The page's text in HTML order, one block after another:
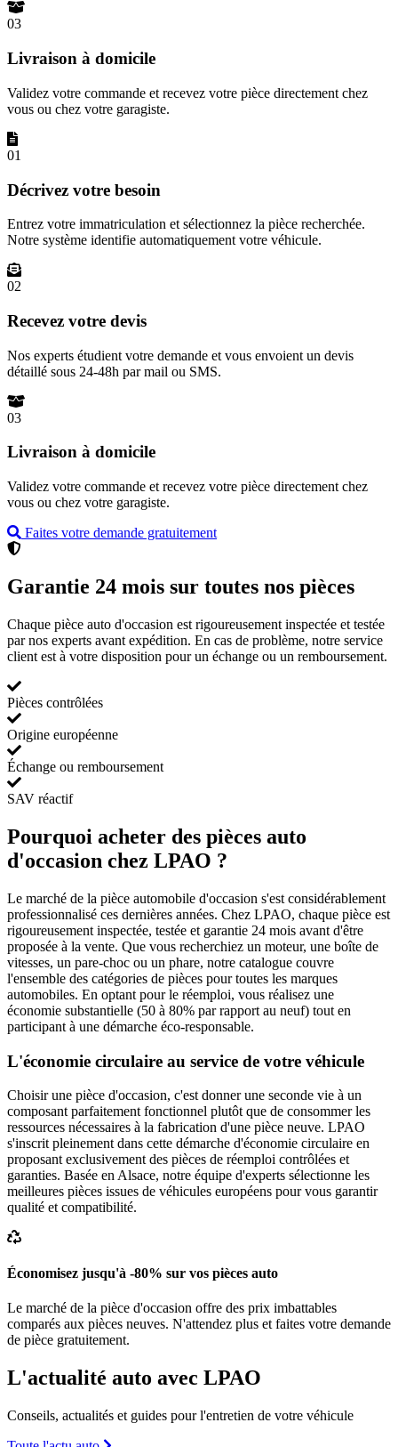
03
Livraison à domicile
Validez votre commande et recevez votre pièce directement chez
vous ou chez votre garagiste.
01
Décrivez votre besoin
Entrez votre immatriculation et sélectionnez la pièce recherchée.
Notre système identifie automatiquement votre véhicule.
02
Recevez votre devis
Nos experts étudient votre demande et vous envoient un devis
détaillé sous 24-48h par mail ou SMS.
03
Livraison à domicile
Validez votre commande et recevez votre pièce directement chez
vous ou chez votre garagiste.
Faites votre demande gratuitement
Garantie 24 mois sur toutes nos pièces
Chaque pièce auto d'occasion est rigoureusement inspectée et testée
par nos experts avant expédition. En cas de problème, notre service
client est à votre disposition pour un échange ou un remboursement.
Pièces contrôlées
Origine européenne
Échange ou remboursement
SAV réactif
Pourquoi acheter des pièces auto
d'occasion chez LPAO ?
Le marché de la pièce automobile d'occasion s'est considérablement
professionnalisé ces dernières années. Chez LPAO, chaque pièce est
rigoureusement inspectée, testée et garantie 24 mois avant d'être
proposée à la vente. Que vous recherchiez un moteur, une boîte de
vitesses, un pare-choc ou un phare, notre catalogue couvre
l'ensemble des catégories de pièces pour toutes les marques
automobiles. En optant pour le réemploi, vous réalisez une
économie substantielle (50 à 80% par rapport au neuf) tout en
participant à une démarche éco-responsable.
L'économie circulaire au service de votre véhicule
Choisir une pièce d'occasion, c'est donner une seconde vie à un
composant parfaitement fonctionnel plutôt que de consommer les
ressources nécessaires à la fabrication d'une pièce neuve. LPAO
s'inscrit pleinement dans cette démarche d'économie circulaire en
proposant exclusivement des pièces de réemploi contrôlées et
garanties. Basée en Alsace, notre équipe d'experts sélectionne les
meilleures pièces issues de véhicules européens pour vous garantir
qualité et compatibilité.
Économisez jusqu'à -80% sur vos pièces auto
Le marché de la pièce d'occasion offre des prix imbattables
comparés aux pièces neuves. N'attendez plus et faites votre demande
de pièce gratuitement.
L'actualité auto avec LPAO
Conseils, actualités et guides pour l'entretien de votre véhicule